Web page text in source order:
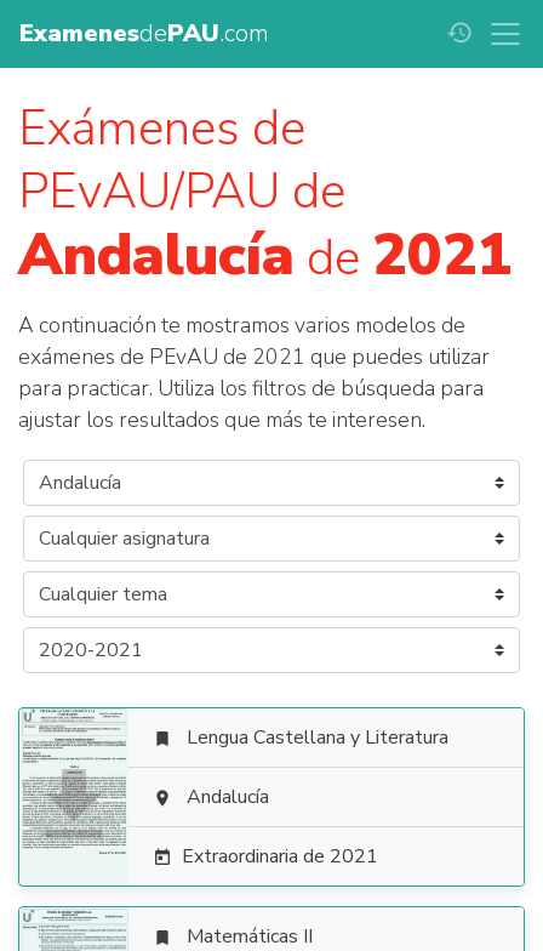
ExamenesdePAU.com history
Exámenes de
PEvAU/PAU de
Andalucía de 2021
A continuación te mostramos varios modelos de
exámenes de PEvAU de 2021 que puedes utilizar
para practicar. Utiliza los filtros de búsqueda para
ajustar los resultados que más te interesen.

 Lengua Castellana y Literatura
 Andalucía
 Extraordinaria de 2021
 Matemáticas II